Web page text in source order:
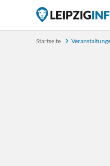
Startseite